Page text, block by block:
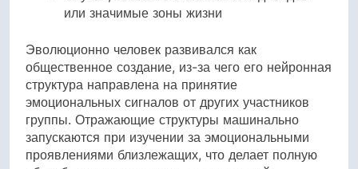
или значимые зоны жизни
Эволюционно человек развивался как
общественное создание, из-за чего его нейронная
структура направлена на принятие
эмоциональных сигналов от других участников
группы. Отражающие структуры машинально
запускаются при изучении за эмоциональными
проявлениями близлежащих, что делает полную